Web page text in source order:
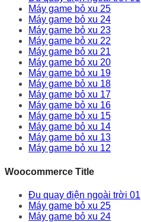
Máy game bỏ xu 25
Máy game bỏ xu 24
Máy game bỏ xu 23
Máy game bỏ xu 22
Máy game bỏ xu 21
Máy game bỏ xu 20
Máy game bỏ xu 19
Máy game bỏ xu 18
Máy game bỏ xu 17
Máy game bỏ xu 16
Máy game bỏ xu 15
Máy game bỏ xu 14
Máy game bỏ xu 13
Máy game bỏ xu 12
Woocommerce Title
Đu quay điện ngoài trời 01
Máy game bỏ xu 25
Máy game bỏ xu 24